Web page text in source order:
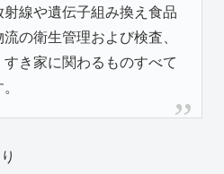
線や遺伝子組み換え食品
の衛生管理および検査、
き家に関わるものすべて